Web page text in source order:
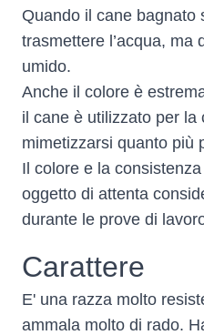
Quando il cane bagnato
trasmettere l’acqua, ma
umido.
Anche il colore è
il cane è utilizzato per la
mimetizzarsi quanto più
Il colore e la
oggetto di attenta
durante le prove di
Carattere
E' una razza molto
ammala molto di rado.